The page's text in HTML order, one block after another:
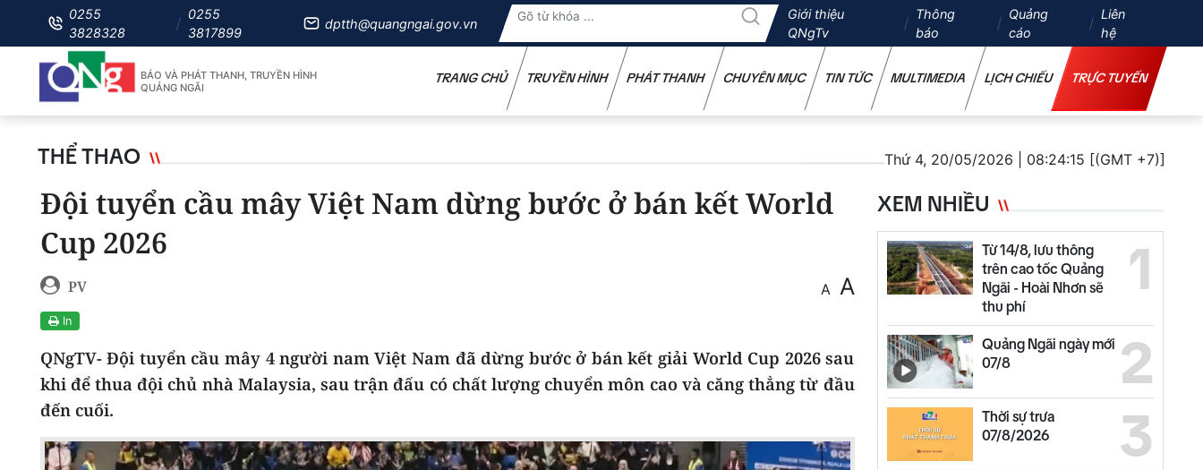
0255
3828328
0255
3817899
dptth@quangngai.gov.vn
Giới thiệu
QNgTv
Thông
báo
Quảng
cáo
Liên
hệ
BÁO VÀ PHÁT THANH, TRUYỀN HÌNH
QUẢNG NGÃI
TRANG CHỦ TRUYỀN HÌNH PHÁT THANH CHUYÊN MỤC TIN TỨC MULTIMEDIA LỊCH CHIẾU TRỰC TUYẾN
THỂ THAO Thứ 4, 20/05/2026 | 08:24:15 [(GMT +7)]
Đội tuyển cầu mây Việt Nam dừng bước ở bán kết World
Cup 2026
PV A A
In
QNgTV- Đội tuyển cầu mây 4 người nam Việt Nam đã dừng bước ở bán kết giải World Cup 2026 sau
khi để thua đội chủ nhà Malaysia, sau trận đấu có chất lượng chuyển môn cao và căng thẳng từ đầu
đến cuối.
XEM NHIỀU
1
Từ 14/8, lưu thông
trên cao tốc Quảng
Ngãi - Hoài Nhơn sẽ
thu phí
2
Quảng Ngãi ngày mới
07/8
3
Thời sự trưa
07/8/2026